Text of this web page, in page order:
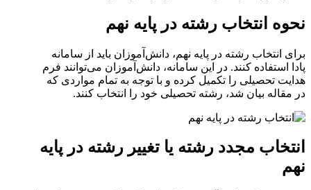
نحوه انتخاب رشته در پایه نهم
برای انتخاب رشته در پایه نهم، دانش‌آموزان باید از سامانه
پادا استفاده کنند. در این سامانه، دانش‌آموزان می‌توانند فرم
هدایت تحصیلی را تکمیل کرده و با توجه به تمام مواردی که
در مقاله بیان شد، رشته تحصیلی خود را انتخاب کنند.
انتخاب مجدد رشته یا تغییر رشته در پایه
نهم